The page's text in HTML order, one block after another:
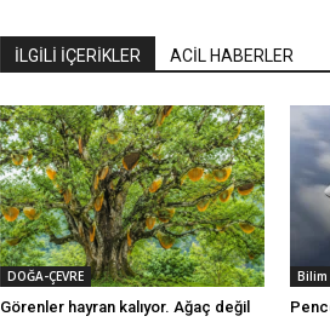
İLGİLİ İÇERİKLER ACİL HABERLER
DOĞA-ÇEVRE
Görenler hayran kalıyor. Ağaç değil